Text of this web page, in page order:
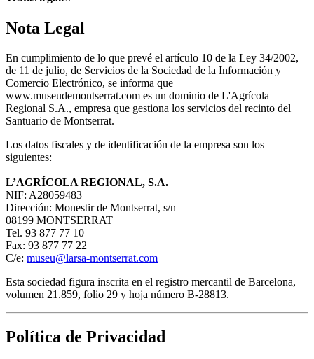
Nota Legal
En cumplimiento de lo que prevé el artículo 10 de la Ley 34/2002,
de 11 de julio, de Servicios de la Sociedad de la Información y
Comercio Electrónico, se informa que
www.museudemontserrat.com es un dominio de L'Agrícola
Regional S.A., empresa que gestiona los servicios del recinto del
Santuario de Montserrat.
Los datos fiscales y de identificación de la empresa son los
siguientes:
L’AGRÍCOLA REGIONAL, S.A.
NIF: A28059483
Dirección: Monestir de Montserrat, s/n
08199 MONTSERRAT
Tel. 93 877 77 10
Fax: 93 877 77 22
C/e: museu@larsa-montserrat.com
Esta sociedad figura inscrita en el registro mercantil de Barcelona,
volumen 21.859, folio 29 y hoja número B-28813.
Política de Privacidad